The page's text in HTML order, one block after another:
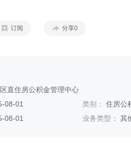
订阅 分享0
直住房公积金管理中心
08-01 类别：住房公
08-01 业务类型：其